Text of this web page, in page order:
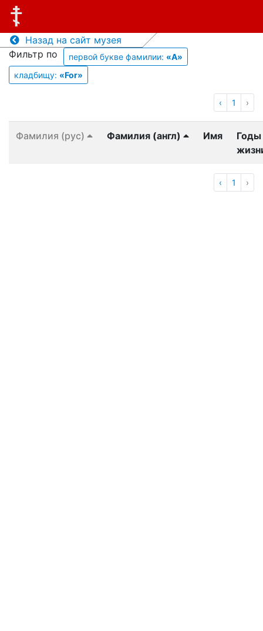
Назад на сайт музея
Фильтр по
первой букве фамилии: «A»
кладбищу: «For»
‹ 1 ›
Фамилия (рус) Фамилия (англ) Имя
Годы
‹ 1 ›